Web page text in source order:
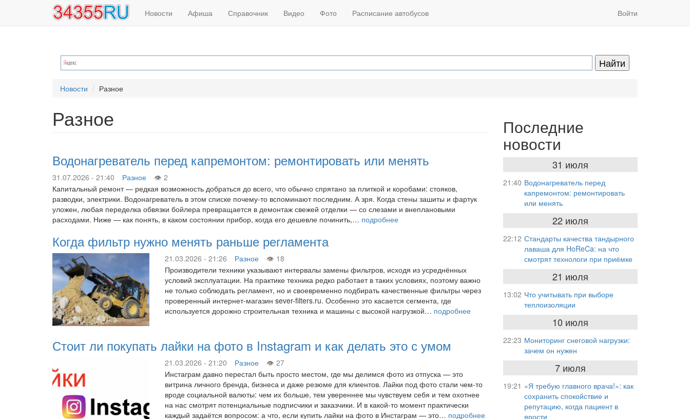
основному
Основная
навигация
Новости Афиша Справочник Видео Фото Расписание автобусов
Меню
учётной
пользователя
Войти
Новости Разное
Разное
Водонагреватель перед капремонтом: ремонтировать или менять
31.07.2026 - 21:40 Разное
2
Капитальный ремонт — редкая возможность добраться до всего, что обычно спрятано за плиткой и коробами: стояков,
разводки, электрики. Водонагреватель в этом списке почему-то вспоминают последним. А зря. Когда стены зашиты и фартук
уложен, любая переделка обвязки бойлера превращается в демонтаж свежей отделки — со слезами и внеплановыми
расходами. Ниже — как понять, в каком состоянии прибор, когда его дешевле починить,… подробнее
Когда фильтр нужно менять раньше регламента
21.03.2026 - 21:26 Разное
18
Производители техники указывают интервалы замены фильтров, исходя из усреднённых
условий эксплуатации. На практике техника редко работает в таких условиях, поэтому важно
не только соблюдать регламент, но и своевременно подбирать качественные фильтры через
проверенный интернет-магазин sever-filters.ru. Особенно это касается сегмента, где
используется дорожно строительная техника и машины с высокой нагрузкой… подробнее
Стоит ли покупать лайки на фото в Instagram и как делать это с умом
21.03.2026 - 21:20 Разное
27
Инстаграм давно перестал быть просто местом, где мы делимся фото из отпуска — это
витрина личного бренда, бизнеса и даже резюме для клиентов. Лайки под фото стали чем‑то
вроде социальной валюты: чем их больше, тем увереннее мы чувствуем себя и тем охотнее
на нас смотрят потенциальные подписчики и заказчики. И в какой‑то момент практически
каждый задаётся вопросом: а что, если купить лайки на фото в Инстаграм — это… подробнее
Последние
новости
31 июля
21:40 Водонагреватель перед
капремонтом: ремонтировать
или менять
22 июля
22:12 Стандарты качества тандырного
лаваша для HoReCa: на что
смотрят технологи при приёмке
21 июля
13:02 Что учитывать при выборе
теплоизоляции
10 июля
22:23 Мониторинг снеговой нагрузки:
зачем он нужен
7 июля
19:21 «Я требую главного врача!»: как
сохранить спокойствие и
репутацию, когда пациент в
ярости